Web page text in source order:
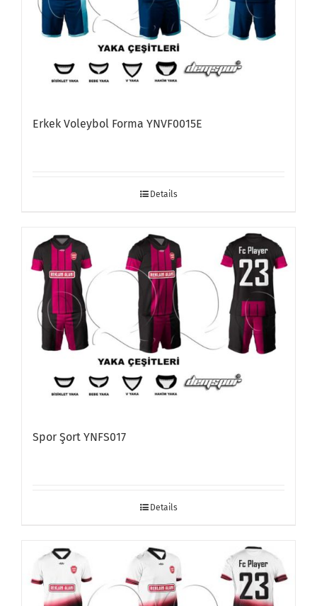
Erkek Voleybol Forma YNVF0015E
Details
Spor Şort YNFS017
Details